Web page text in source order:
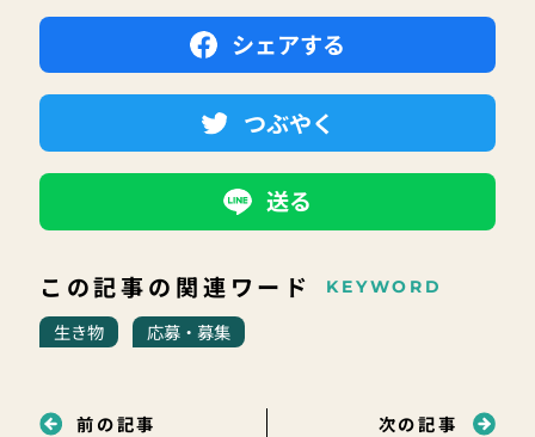
シェアする
つぶやく
送る
この記事の関連ワード KEYWORD
生き物 応募・募集
前の記事 次の記事